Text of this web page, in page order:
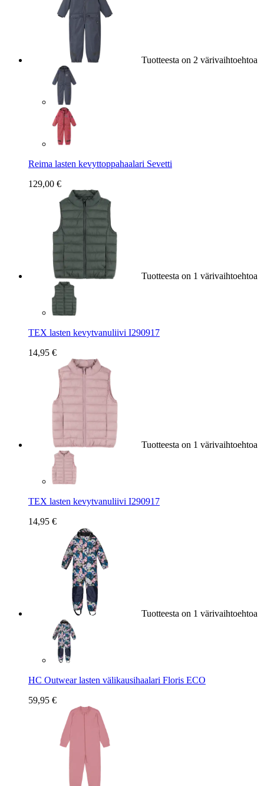
Tuotteesta on 2 värivaihtoehtoa
Reima lasten kevyttoppahaalari Sevetti
129,00 €
Tuotteesta on 1 värivaihtoehtoa
TEX lasten kevytvanuliivi I290917
14,95 €
Tuotteesta on 1 värivaihtoehtoa
TEX lasten kevytvanuliivi I290917
14,95 €
Tuotteesta on 1 värivaihtoehtoa
HC Outwear lasten välikausihaalari Floris ECO
59,95 €